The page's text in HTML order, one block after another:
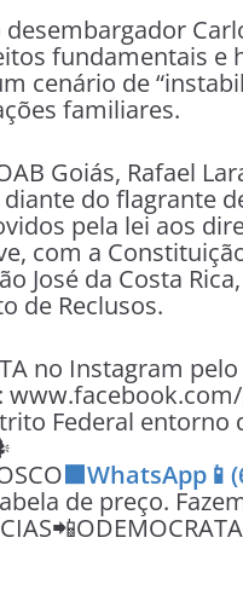
fundamentais e
cenário de
familiares.
Goiás, Rafael
diante do flagrante
pela lei aos
com a
José da Costa
de Reclusos.
no Instagram
Federal entorno
de preço.